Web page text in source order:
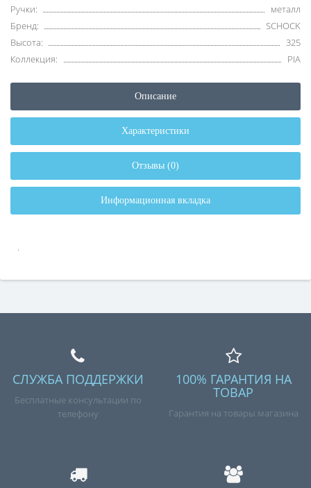
Ручки:
металл
Бренд:
SCHOCK
Высота:
325
Коллекция:
PIA
Описание
Характеристики
Отзывы (0)
Информационная вкладка
.
СЛУЖБА ПОДДЕРЖКИ
Бесплатные консультации по
телефону
100% ГАРАНТИЯ НА
ТОВАР
Гарантия на товары магазина